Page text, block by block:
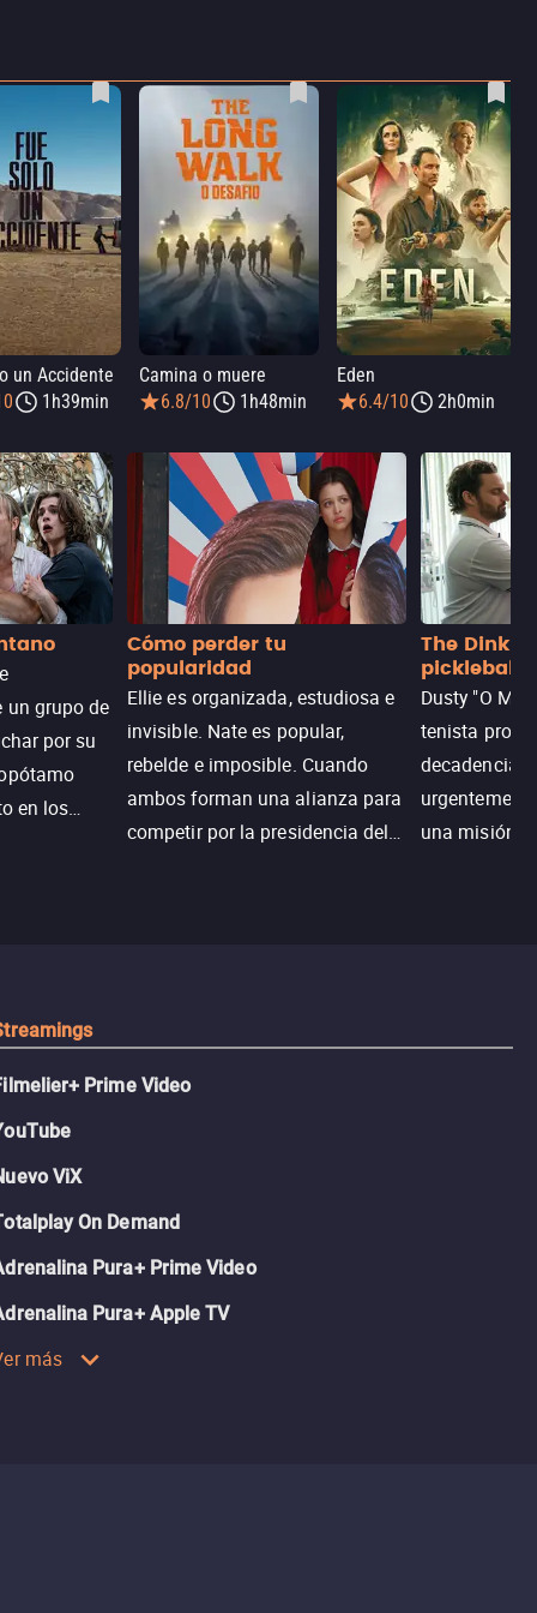
un Accidente
1h39min
Camina o muere
6.8/10
1h48min
Eden
6.4/10
2h0min
un grupo de
por su
en los
Cómo perder tu
popularidad
Ellie es organizada, estudiosa e
invisible. Nate es popular,
rebelde e imposible. Cuando
ambos forman una alianza para
competir por la presidencia del
The Dink:
pickleball
Dusty "O
tenista
decadencia,
una misión
Prime Video
ViX
On Demand
Pura+ Prime Video
Pura+ Apple TV
más